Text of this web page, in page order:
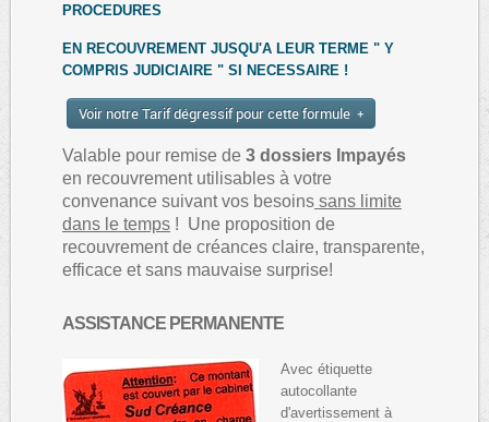
PROCEDURES
EN RECOUVREMENT JUSQU'A LEUR TERME " Y
COMPRIS JUDICIAIRE " SI NECESSAIRE !
Voir notre Tarif dégressif pour cette formule
Valable pour remise de 3 dossiers Impayés
en recouvrement utilisables à votre
convenance suivant vos besoinssans limite
dans le temps! Une proposition de
recouvrement de créances claire, transparente,
efficace et sans mauvaise surprise!
ASSISTANCE PERMANENTE
Avec étiquette
autocollante
d'avertissement à